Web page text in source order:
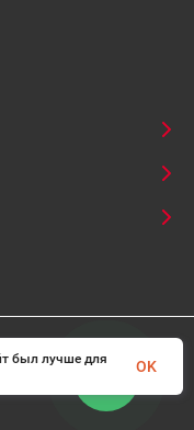
защищены
был лучше для
OK